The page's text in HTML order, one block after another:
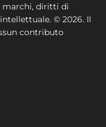
diritti di
© 2026. Il
contributo